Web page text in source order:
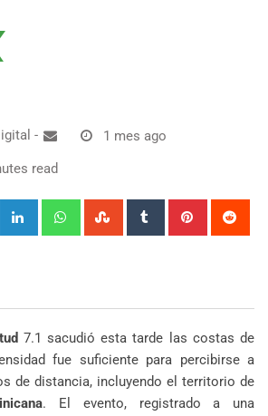
- 1 mes ago
read
Google+ LinkedIn WhatsappStumbleUpon
Tumblr Pinterest
7.1 sacudió esta tarde las costas de
fue suficiente para percibirse a
de distancia, incluyendo el territorio de
. El evento, registrado a una